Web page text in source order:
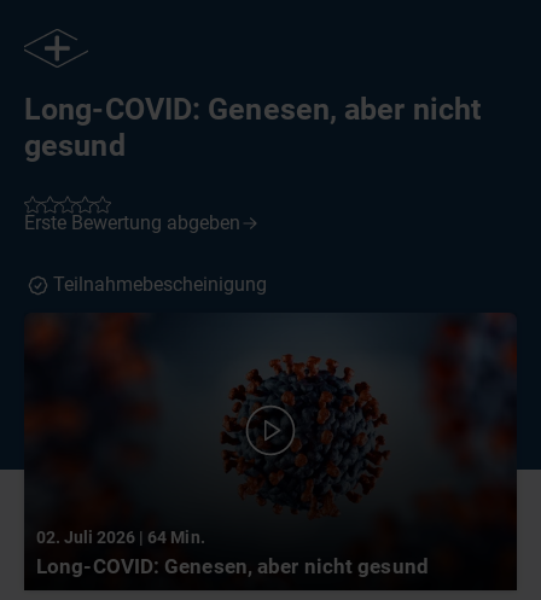
Long-COVID: Genesen, aber nicht
gesund
Teilnahmebescheinigung
02. Juli 2026 | 64 Min.
Long-COVID: Genesen, aber nicht gesund